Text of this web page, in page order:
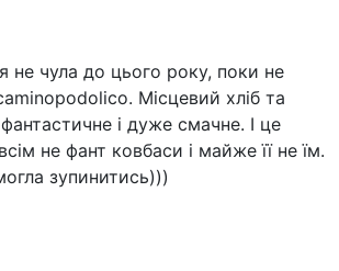
не чула до цього року, поки не
Місцевий хліб та
і дуже смачне. І це
не фант ковбаси і майже її не їм.
зупинитись)))